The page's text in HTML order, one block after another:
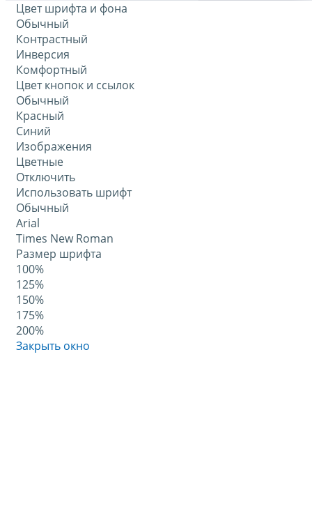
Цвет шрифта и фона
Обычный
Контрастный
Инверсия
Комфортный
Цвет кнопок и ссылок
Обычный
Красный
Синий
Изображения
Цветные
Отключить
Использовать шрифт
Обычный
Arial
Times New Roman
Размер шрифта
100%
125%
150%
175%
200%
Закрыть окно